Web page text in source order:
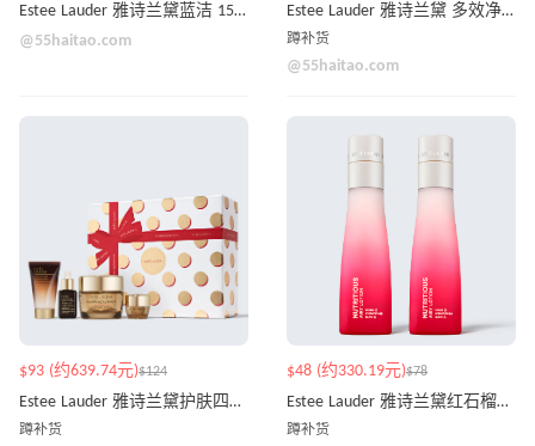
Estee Lauder 雅诗兰黛蓝洁 150ml
@55haitao.com
Estee Lauder 雅诗兰黛 多效净莹绿水套装
蹲补货
@55haitao.com
$93 (约639.74元)$124
Estee Lauder 雅诗兰黛护肤四件套 价值$200
蹲补货
$48 (约330.19元)$78
Estee Lauder 雅诗兰黛红石榴乳液 100ml*2
蹲补货